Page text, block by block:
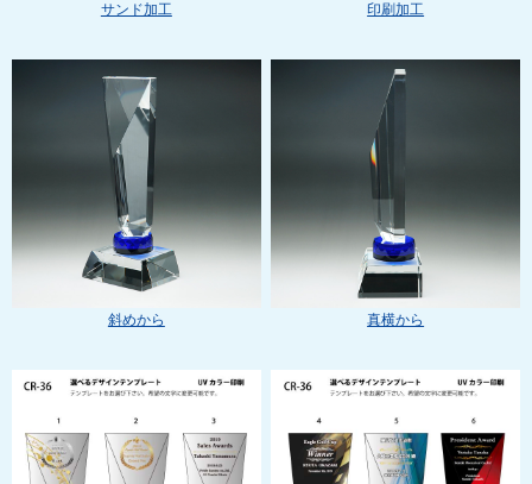
サンド加工 印刷加工
斜めから 真横から